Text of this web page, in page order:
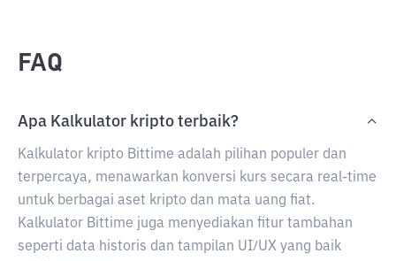
FAQ
Apa Kalkulator kripto terbaik?
Kalkulator kripto Bittime adalah pilihan populer dan
terpercaya, menawarkan konversi kurs secara real-time
untuk berbagai aset kripto dan mata uang fiat.
Kalkulator Bittime juga menyediakan fitur tambahan
seperti data historis dan tampilan UI/UX yang baik